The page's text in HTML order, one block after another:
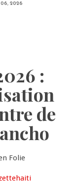
06, 2026
:
de